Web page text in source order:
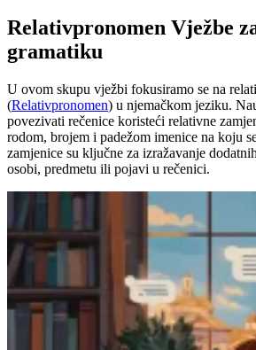
Relativpronomen Vježbe
gramatiku
U ovom skupu vježbi fokusiramo se na
(Relativpronomen) u njemačkom jeziku.
povezivati rečenice koristeći relativne
rodom, brojem i padežom imenice na koju
zamjenice su ključne za izražavanje
osobi, predmetu ili pojavi u rečenici.